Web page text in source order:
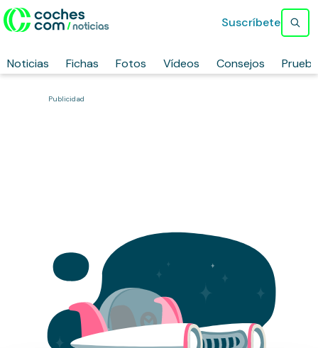
Noticias Fichas Fotos Vídeos Consejos
Suscríbete
Publicidad